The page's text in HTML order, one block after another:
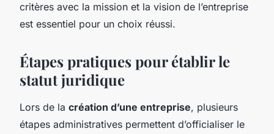
critères avec la mission et la vision de l’entreprise
est essentiel pour un choix réussi.
Étapes pratiques pour établir le
statut juridique
Lors de la création d’une entreprise, plusieurs
étapes administratives permettent d’officialiser le